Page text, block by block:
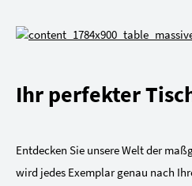
Ihr perfekter
Entdecken Sie unsere Welt der
wird jedes Exemplar genau nach